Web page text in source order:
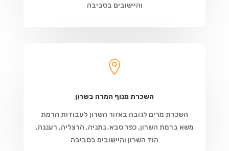
והיישובים בסביבה

השכרת מנוף המרה בשרון
השכרת מרים לגובה באזור השרון לעבודות הרמת
משא ברמת השרון, כפר סבא, נתניה, הרצליה, רעננה,
הוד השרון והיישובים בסביבה